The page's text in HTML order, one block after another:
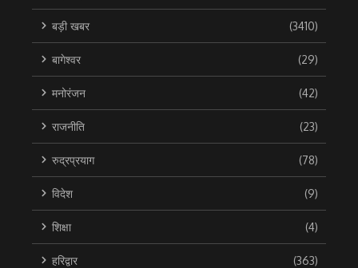
बड़ी खबर (3410)
बागेश्वर (29)
मनोरंजन (42)
राजनीति (23)
रुद्रप्रयाग (78)
विदेश (9)
शिक्षा (4)
हरिद्वार (363)